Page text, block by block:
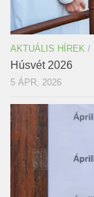
AKTUÁLIS HÍREK /
Húsvét 2026
5 ÁPR, 2026